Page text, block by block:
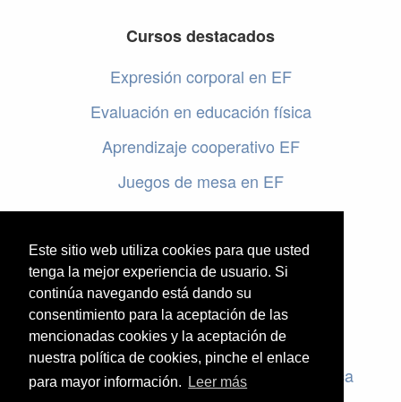
Este sitio web utiliza cookies para que usted
tenga la mejor experiencia de usuario. Si
continúa navegando está dando su
consentimiento para la aceptación de las
mencionadas cookies y la aceptación de
nuestra política de cookies, pinche el enlace
para mayor información.
Leer más
Cursos destacados
Expresión corporal en EF
Evaluación en educación física
Aprendizaje cooperativo EF
Juegos de mesa en EF
Programar en EF
Cursos online de educación física
Artículos destacados
Evaluación en educación física
Criterios de evaluación en educación física